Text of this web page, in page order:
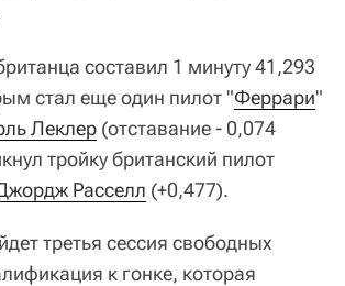
составил 1 минуту 41,293
стал еще один пилот "Феррари"
Леклер (отставание - 0,074
тройку британский пилот
Расселл (+0,477).
третья сессия свободных
к гонке, которая